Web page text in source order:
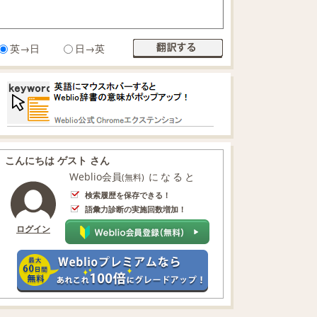
英→日 日→英
こんにちは ゲスト さん
ログイン
Weblio会員(無料) になると
検索履歴を保存できる！
語彙力診断の実施回数増加！